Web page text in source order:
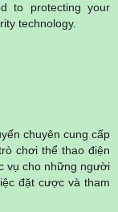
to protecting your
technology.
chuyên cung cấp
chơi thể thao điện
vụ cho những người
đặt cược và tham